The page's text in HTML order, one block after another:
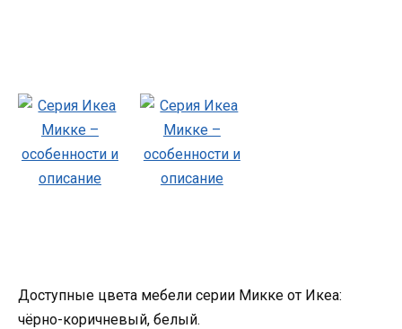
Доступные цвета мебели серии Микке от Икеа:
чёрно-коричневый, белый.